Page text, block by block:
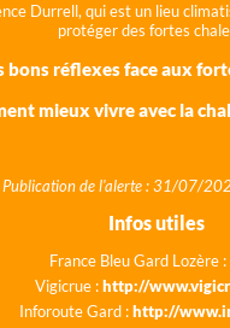
Durrell, qui est un lieu
protéger des fortes
bons réflexes face aux
mieux vivre avec la
Publication de l'alerte : 31/07/
Infos utiles
France Bleu Gard Lozère
Vigicrue :http://
Inforoute Gard :http://